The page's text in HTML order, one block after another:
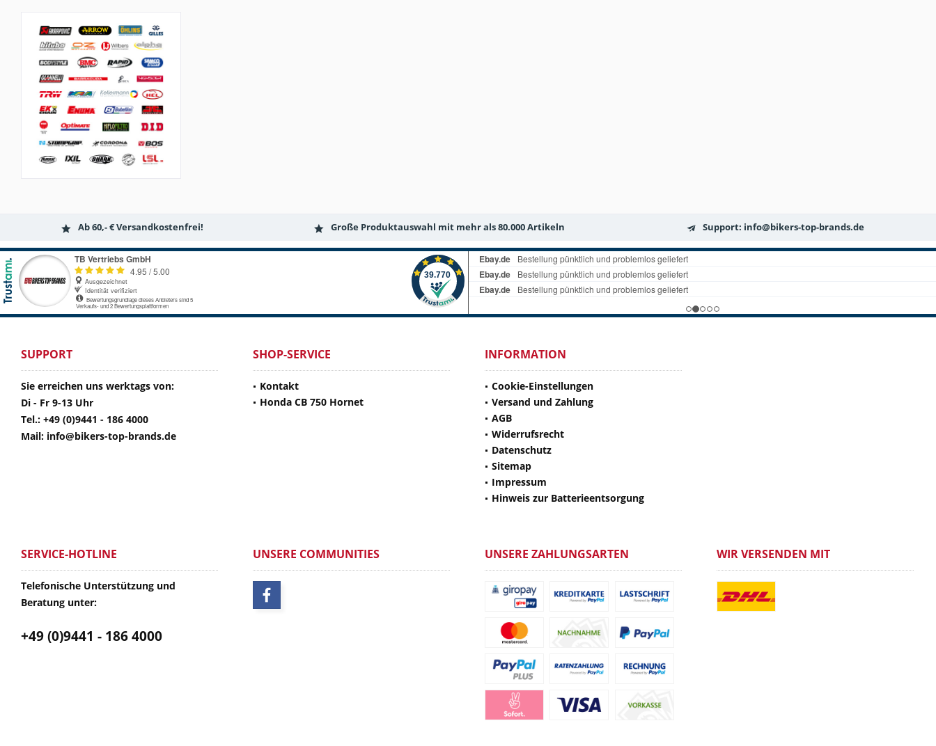
Ab 60,- € Versandkostenfrei! Große Produktauswahl mit mehr als 80.000 Artikeln Support: info@bikers-top-brands.de
SUPPORT
Sie erreichen uns werktags von:
Di - Fr 9-13 Uhr
Tel.: +49 (0)9441 - 186 4000
Mail: info@bikers-top-brands.de
SHOP-SERVICE
Kontakt
Honda CB 750 Hornet
INFORMATION
Cookie-Einstellungen
Versand und Zahlung
AGB
Widerrufsrecht
Datenschutz
Sitemap
Impressum
Hinweis zur Batterieentsorgung
SERVICE-HOTLINE
Telefonische Unterstützung und
Beratung unter:
+49 (0)9441 - 186 4000
UNSERE COMMUNITIES UNSERE ZAHLUNGSARTEN WIR VERSENDEN MIT